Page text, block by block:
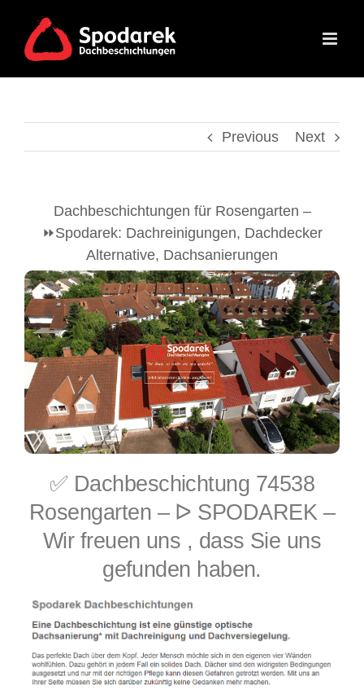
content
Previous Next
Dachbeschichtungen für Rosengarten –
⏩Spodarek: Dachreinigungen, Dachdecker
Alternative, Dachsanierungen
✅ Dachbeschichtung 74538
Rosengarten – ᐅ SPODAREK –
Wir freuen uns , dass Sie uns
gefunden haben.